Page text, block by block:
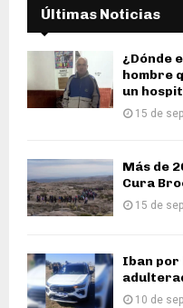
Últimas Noticias
¿Dónde
hombre
un
15 de
Más de
Cura
15 de
Iban por
10 de